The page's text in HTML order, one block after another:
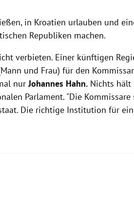
in Kroatien urlauben und
Republiken machen.
verbieten. Einer künftigen
und Frau) für den
nurJohannes Hahn. Nichts hält
Parlament. "Die Kommissare
Die richtige Institution für